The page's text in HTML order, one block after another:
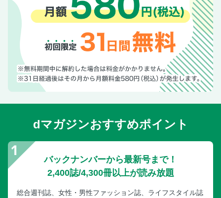
デーブ大久保の「さあ、話しましょう！」
小笠原道大「フルスイング主義」
伊原春樹「野球の真髄」
東京六大学結成100年記念試合
次号予告
タイトルホルダー・インタビュー〈5〉 村上頌樹［阪神］
セ・リーグ最多勝＆最多奪三振＆勝率第一位
NPB AWARDS 2025
ビッグホープ賞受賞インタビュー イヒネ イツア［ソフトバ
ンク］
ビッグホープ賞受賞インタビュー 大川陽大［オイシックス
巨人へFA移籍の松本剛が入団会見
dマガジンおすすめポイント
バックナンバーから最新号まで！
2,400誌/4,300冊以上が読み放題
総合週刊誌、女性・男性ファッション誌、ライフスタイル誌